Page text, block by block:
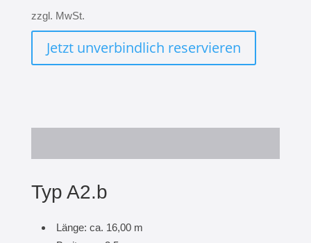
zzgl. MwSt.
Jetzt unverbindlich reservieren
Typ A2.b
Länge: ca. 16,00 m